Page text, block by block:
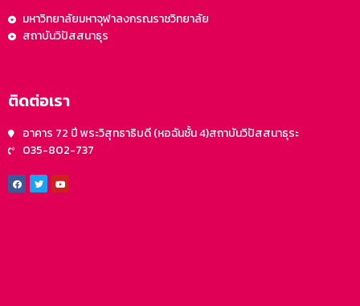
มหาวิทยาลัยมหาจุฬาลงกรณราชวิทยาลัย
สถาบันวิปัสสนาธุร
ติดต่อเรา
อาคาร 72 ปี พระวิสุทธาธิบดี (หอฉันชั้น 4)สถาบันวิปัสสนาธุระ
035-802-737